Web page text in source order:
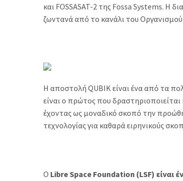
και FOSSASAT-2 της Fossa Systems. Η
ζωντανά από το κανάλι του Οργανισμού
Η αποστολή QUBIK είναι ένα από τα
είναι ο πρώτος που δραστηριοποιείται
έχοντας ως μοναδικό σκοπό την
τεχνολογίας για καθαρά ειρηνικούς
Ο Libre Space Foundation (LSF) είναι